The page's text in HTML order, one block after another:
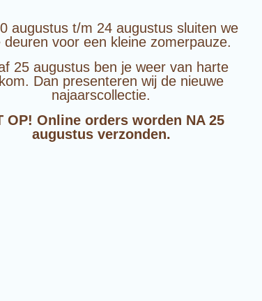
augustus t/m 24 augustus sluiten we
deuren voor een kleine zomerpauze.
25 augustus ben je weer van harte
Dan presenteren wij de nieuwe
najaarscollectie.
OP! Online orders worden NA 25
augustus verzonden.